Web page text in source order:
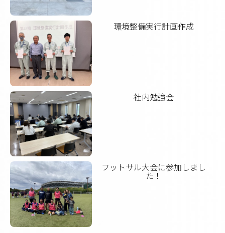
環境整備実行計画作成
社内勉強会
フットサル大会に参加しまし
た！